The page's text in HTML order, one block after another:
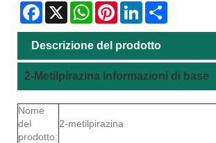
Facebook
X WhatsAppPinterestLinkedIn
Descrizione del prodotto
2-Metilpirazina Informazioni di base
Nome
del
prodotto:
2-metilpirazina